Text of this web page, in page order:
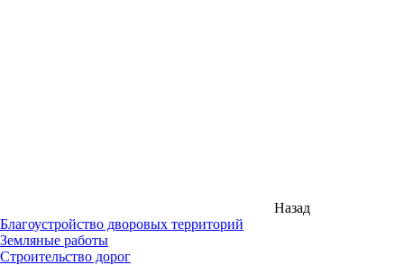
Назад
Благоустройство дворовых территорий
Земляные работы
Строительство дорог